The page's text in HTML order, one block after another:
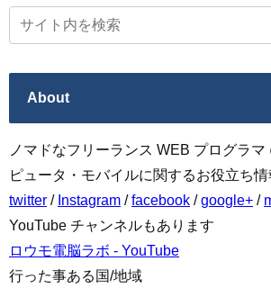
About
ノマドなフリーランス WEB プログラマ
ピュータ・モバイルに関するお役立ち情
twitter / Instagram /facebook /google+ /
YouTube チャンネルもあります
ロウモ電脳ラボ - YouTube
行った事ある国/地域